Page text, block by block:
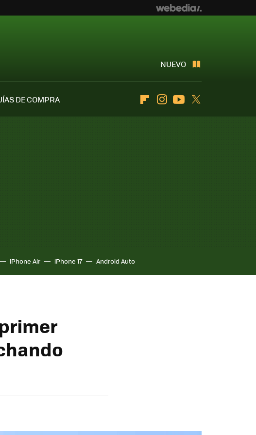
NUEVO
DE COMPRA
FlipboardInstagramYoutube
iPhone Air iPhone 17 Android Auto